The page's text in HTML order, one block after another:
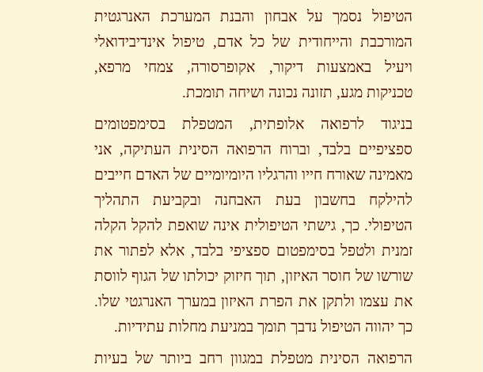
הטיפול נסמך על אבחון והבנת המערכת האנרגטית
המורכבת והייחודית של כל אדם, טיפול אינדיבידואלי
ויעיל באמצעות דיקור, אקופרסורה, צמחי מרפא,
טכניקות מגע, תזונה נכונה ושיחה תומכת.
בניגוד לרפואה אלופתית, המטפלת בסימפטומים
ספציפיים בלבד, וברוח הרפואה הסינית העתיקה, אני
מאמינה שאורח חייו והרגליו היומיומיים של האדם חייבים
להילקח בחשבון בעת האבחנה ובקביעת התהליך
הטיפולי. כך, גישתי הטיפולית אינה שואפת להקל הקלה
זמנית ולטפל בסימפטום ספציפי בלבד, אלא לפתור את
שורשו של חוסר האיזון, תוך חיזוק יכולתו של הגוף לווסת
את עצמו ולתקן את הפרת האיזון במערך האנרגטי שלו.
כך יהווה הטיפול נדבך תומך במניעת מחלות עתידיות.
הרפואה הסינית מטפלת במגוון רחב ביותר של בעיות